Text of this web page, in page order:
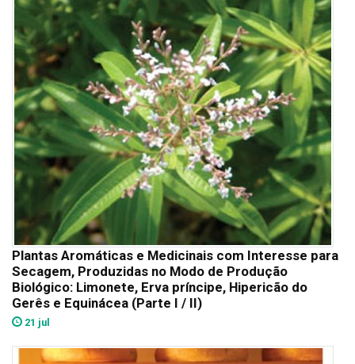
Plantas Aromáticas e Medicinais com Interesse para
Secagem, Produzidas no Modo de Produção
Biológico: Limonete, Erva príncipe, Hipericão do
Gerês e Equinácea (Parte I / II)
21 jul